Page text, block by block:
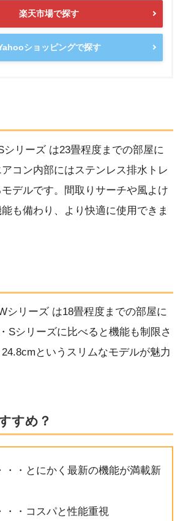
楽天市場で探す
ショッピングで探す
シリーズ は23畳程度までの部屋に
コン内部にはステンレス排水トレ
デルです。間取りサーチや風よけ
も備わり、より快適に使用できま
シリーズ は18畳程度までの部屋に
Sシリーズに比べると機能も制限さ
というスリムなモデルが魅力
すめ？
・・とにかく最新の機能が満載新
・・コスパと性能重視